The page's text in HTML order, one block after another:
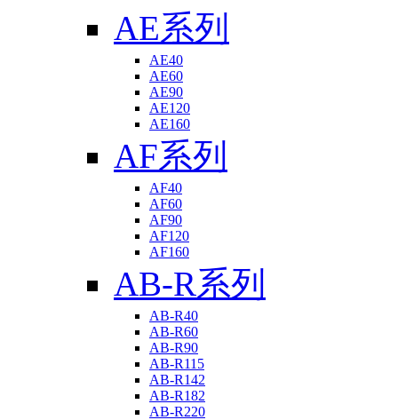
AE系列
AE40
AE60
AE90
AE120
AE160
AF系列
AF40
AF60
AF90
AF120
AF160
AB-R系列
AB-R40
AB-R60
AB-R90
AB-R115
AB-R142
AB-R182
AB-R220